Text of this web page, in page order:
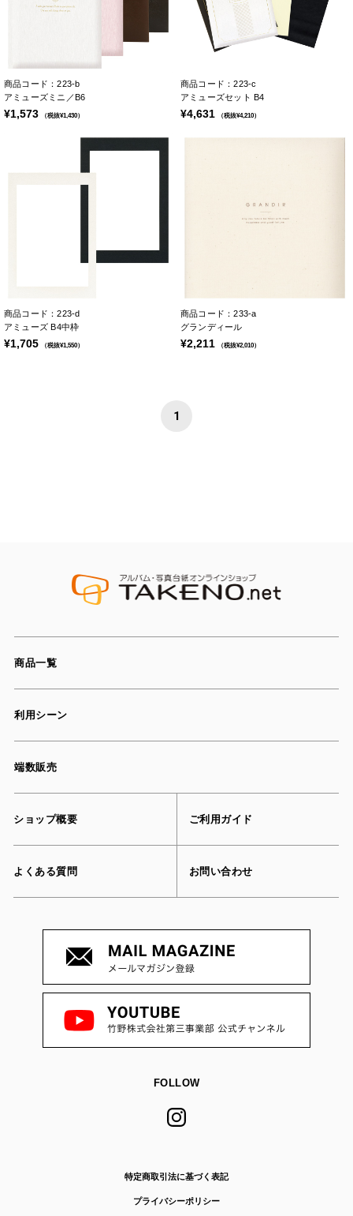
商品コード：223-b
アミューズミニ／B6
¥1,573 （税抜¥1,430）
商品コード：223-c
アミューズセット B4
¥4,631 （税抜¥4,210）
商品コード：223-d
アミューズ B4中枠
¥1,705 （税抜¥1,550）
商品コード：233-a
グランディール
¥2,211 （税抜¥2,010）
1
商品一覧
利用シーン
端数販売
ショップ概要 ご利用ガイド
よくある質問 お問い合わせ
FOLLOW
特定商取引法に基づく表記
プライバシーポリシー